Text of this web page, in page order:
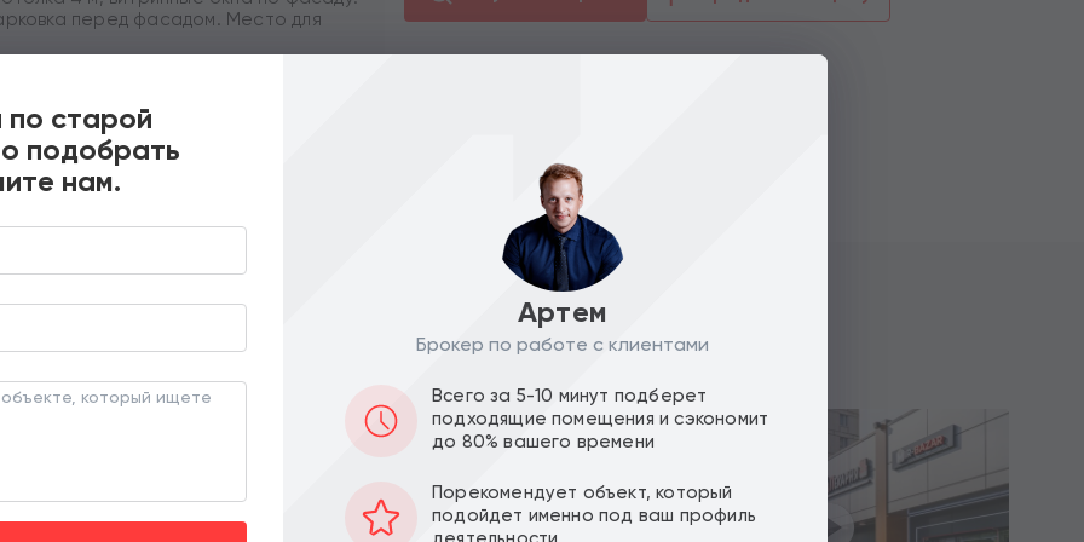
перед фасадом. Место для
линии жилого комплекса, напротив
Интенсивный автомобильный
в 2022 году.
Без комиссии.
Похожие предложения
старой
подобрать
нам.
Артем
Брокер по работе с клиентами
Всего за 5-10 минут подберет
подходящие помещения и сэкономит
до 80% вашего времени
Порекомендует объект, который
подойдет именно под ваш профиль